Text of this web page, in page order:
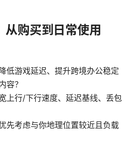
从购买到日常使用
低游戏延迟、提升跨境办公稳定
容？
上行/下行速度、延迟基线、丢包
先考虑与你地理位置较近且负载